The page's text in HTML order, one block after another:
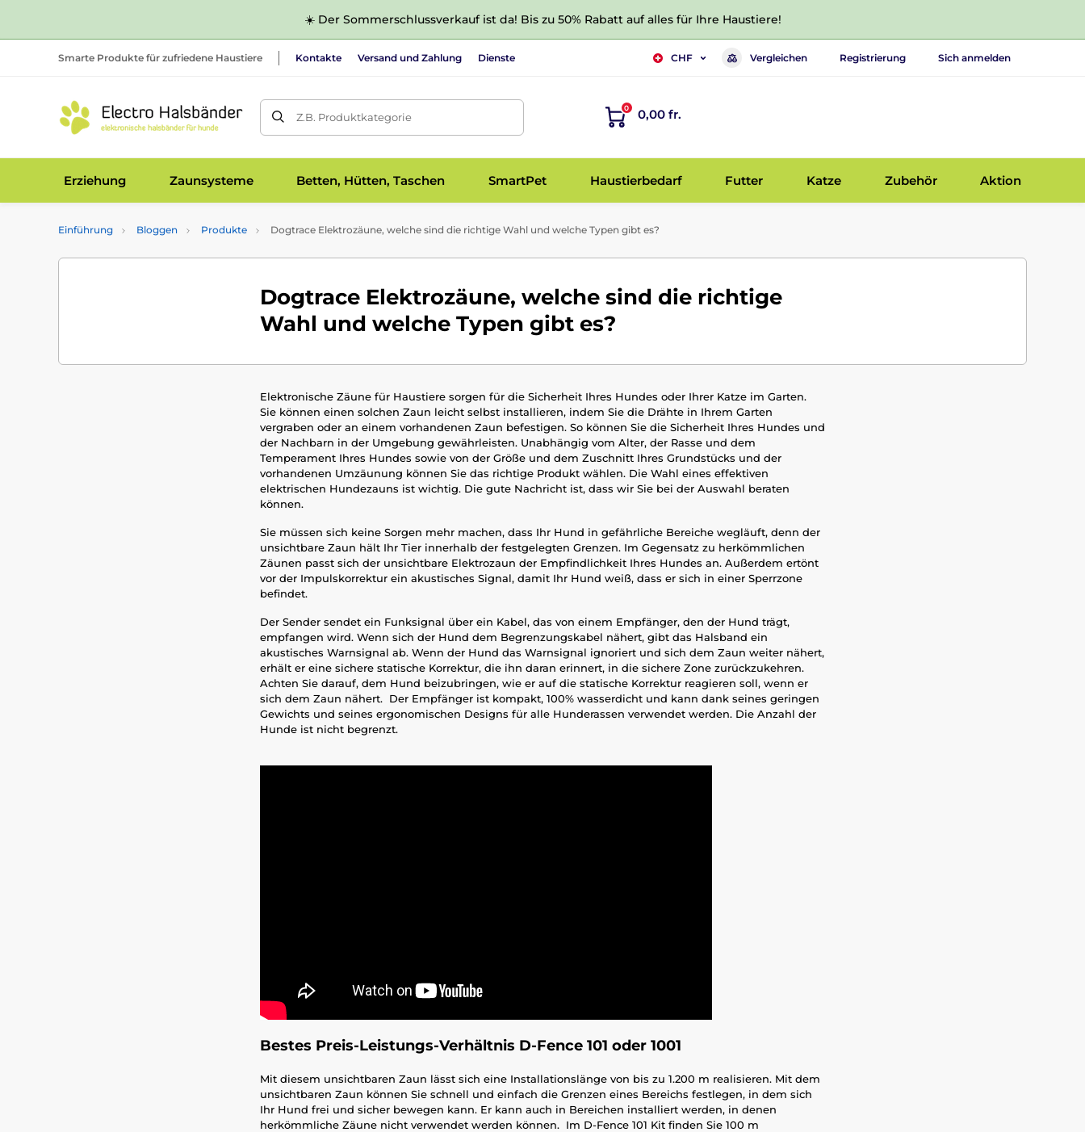
☀️ Der Sommerschlussverkauf ist da! Bis zu 50% Rabatt auf alles für Ihre Haustiere!
Smarte Produkte für zufriedene Haustiere Kontakte Versand und Zahlung Dienste CHF Vergleichen Registrierung Sich anmelden
Z.B. Produktkategorie
0 0,00 fr.
Erziehung Zaunsysteme Betten, Hütten, Taschen SmartPet Haustierbedarf Futter Katze Zubehör Aktion
Einführung Bloggen Produkte Dogtrace Elektrozäune, welche sind die richtige Wahl und welche Typen gibt es?
Dogtrace Elektrozäune, welche sind die richtige
Wahl und welche Typen gibt es?
Elektronische Zäune für Haustiere sorgen für die Sicherheit Ihres Hundes oder Ihrer Katze im Garten.
Sie können einen solchen Zaun leicht selbst installieren, indem Sie die Drähte in Ihrem Garten
vergraben oder an einem vorhandenen Zaun befestigen. So können Sie die Sicherheit Ihres Hundes und
der Nachbarn in der Umgebung gewährleisten. Unabhängig vom Alter, der Rasse und dem
Temperament Ihres Hundes sowie von der Größe und dem Zuschnitt Ihres Grundstücks und der
vorhandenen Umzäunung können Sie das richtige Produkt wählen. Die Wahl eines effektiven
elektrischen Hundezauns ist wichtig. Die gute Nachricht ist, dass wir Sie bei der Auswahl beraten
können.
Sie müssen sich keine Sorgen mehr machen, dass Ihr Hund in gefährliche Bereiche wegläuft, denn der
unsichtbare Zaun hält Ihr Tier innerhalb der festgelegten Grenzen. Im Gegensatz zu herkömmlichen
Zäunen passt sich der unsichtbare Elektrozaun der Empfindlichkeit Ihres Hundes an. Außerdem ertönt
vor der Impulskorrektur ein akustisches Signal, damit Ihr Hund weiß, dass er sich in einer Sperrzone
befindet.
Der Sender sendet ein Funksignal über ein Kabel, das von einem Empfänger, den der Hund trägt,
empfangen wird. Wenn sich der Hund dem Begrenzungskabel nähert, gibt das Halsband ein
akustisches Warnsignal ab. Wenn der Hund das Warnsignal ignoriert und sich dem Zaun weiter nähert,
erhält er eine sichere statische Korrektur, die ihn daran erinnert, in die sichere Zone zurückzukehren.
Achten Sie darauf, dem Hund beizubringen, wie er auf die statische Korrektur reagieren soll, wenn er
sich dem Zaun nähert. Der Empfänger ist kompakt, 100% wasserdicht und kann dank seines geringen
Gewichts und seines ergonomischen Designs für alle Hunderassen verwendet werden. Die Anzahl der
Hunde ist nicht begrenzt.
Bestes Preis-Leistungs-Verhältnis D-Fence 101 oder 1001
Mit diesem unsichtbaren Zaun lässt sich eine Installationslänge von bis zu 1.200 m realisieren. Mit dem
unsichtbaren Zaun können Sie schnell und einfach die Grenzen eines Bereichs festlegen, in dem sich
Ihr Hund frei und sicher bewegen kann. Er kann auch in Bereichen installiert werden, in denen
herkömmliche Zäune nicht verwendet werden können. Im D-Fence 101 Kit finden Sie 100 m